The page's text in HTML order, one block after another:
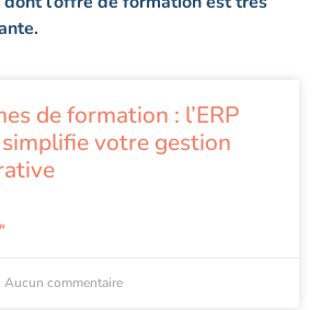
de formation : l’ERP
votre gestion
Aucun commentaire